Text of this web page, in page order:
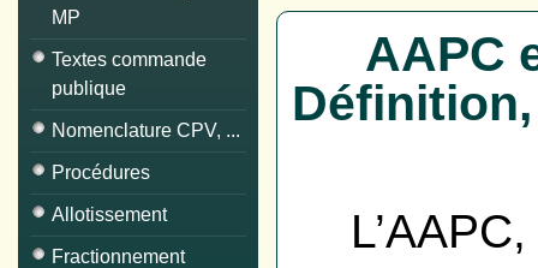
MP
Textes commande
publique
Nomenclature CPV, ...
Procédures
Allotissement
Fractionnement
AAPC